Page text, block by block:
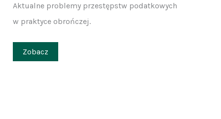
Aktualne problemy przestępstw podatkowych
w praktyce obrończej.
Zobacz